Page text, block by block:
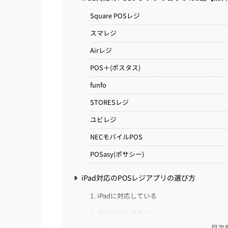
Square POSレジ
スマレジ
Airレジ
POS＋(ポスタス)
funfo
STORESレジ
ユビレジ
NECモバイルPOS
POSasy(ポサシー)
iPad対応のPOSレジアプリの選び方
1. iPadに対応している